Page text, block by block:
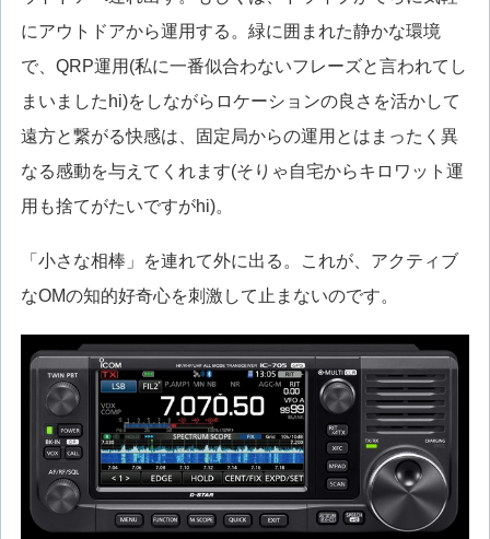
にアウトドアから運用する。緑に囲まれた静かな環境
で、QRP運用(私に一番似合わないフレーズと言われてし
まいましたhi)をしながらロケーションの良さを活かして
遠方と繋がる快感は、固定局からの運用とはまったく異
なる感動を与えてくれます(そりゃ自宅からキロワット運
用も捨てがたいですがhi)。
「小さな相棒」を連れて外に出る。これが、アクティブ
なOMの知的好奇心を刺激して止まないのです。